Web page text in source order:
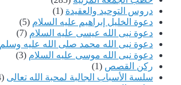
دروس التوحيد والعقيدة (1)
دعوة الخليل إبراهيم عليه السلام (5)
دعوة نبى الله عيسى عليه السلام (7)
دعوة نبى الله محمد صلى الله عليه وسلم
دعوة نبى الله موسى عليه السلام (3)
ركن القصص (1)
سلسة الأسباب الجالبة لمحبة الله تعالى (4)